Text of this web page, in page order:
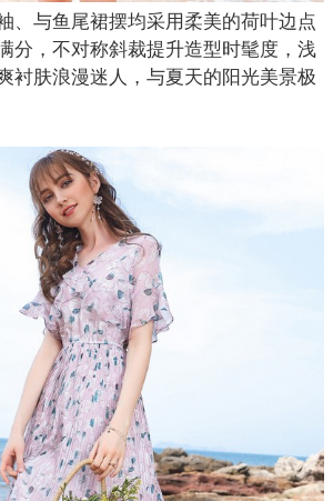
与鱼尾裙摆均采用柔美的荷叶边点
分，不对称斜裁提升造型时髦度，浅
衬肤浪漫迷人，与夏天的阳光美景极